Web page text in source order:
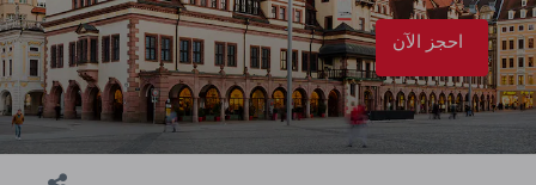
احجز الآن